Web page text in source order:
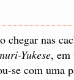
nas
Yukese, em
se com uma